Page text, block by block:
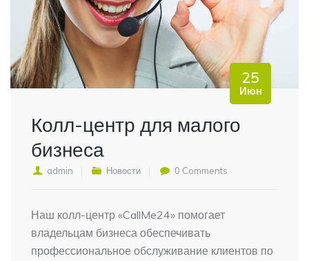
25
Июн
Колл-центр для малого
бизнеса
admin Новости 0 Comments
Наш колл-центр «CallMe24» помогает
владельцам бизнеса обеспечивать
профессиональное обслуживание клиентов по